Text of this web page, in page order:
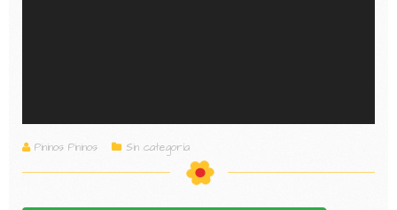
Pininos Pininos Sin categoría